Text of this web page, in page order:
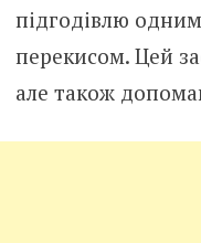
підгодівлю
перекисом. Цей
але також